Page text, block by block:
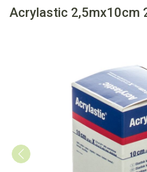
Acrylastic 2,5mx10cm